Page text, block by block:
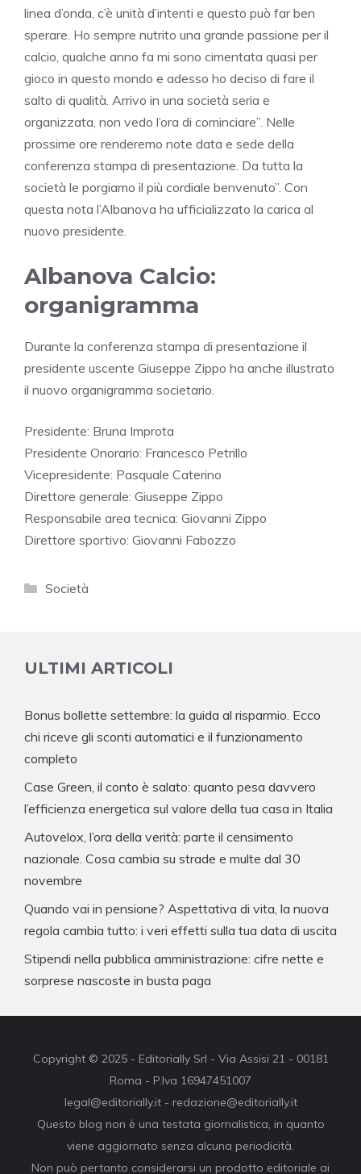
linea d’onda, c’è unità d’intenti e questo può far ben
sperare. Ho sempre nutrito una grande passione per il
calcio, qualche anno fa mi sono cimentata quasi per
gioco in questo mondo e adesso ho deciso di fare il
salto di qualità. Arrivo in una società seria e
organizzata, non vedo l’ora di cominciare”. Nelle
prossime ore renderemo note data e sede della
conferenza stampa di presentazione. Da tutta la
società le porgiamo il più cordiale benvenuto”. Con
questa nota l’Albanova ha ufficializzato la carica al
nuovo presidente.
Albanova Calcio:
organigramma
Durante la conferenza stampa di presentazione il
presidente uscente Giuseppe Zippo ha anche illustrato
il nuovo organigramma societario.
Presidente: Bruna Improta
Presidente Onorario: Francesco Petrillo
Vicepresidente: Pasquale Caterino
Direttore generale: Giuseppe Zippo
Responsabile area tecnica: Giovanni Zippo
Direttore sportivo: Giovanni Fabozzo
Categorie
Società
ULTIMI ARTICOLI
Bonus bollette settembre: la guida al risparmio. Ecco
chi riceve gli sconti automatici e il funzionamento
completo
Case Green, il conto è salato: quanto pesa davvero
l’efficienza energetica sul valore della tua casa in Italia
Autovelox, l’ora della verità: parte il censimento
nazionale. Cosa cambia su strade e multe dal 30
novembre
Quando vai in pensione? Aspettativa di vita, la nuova
regola cambia tutto: i veri effetti sulla tua data di uscita
Stipendi nella pubblica amministrazione: cifre nette e
sorprese nascoste in busta paga
Copyright © 2025 - Editorially Srl - Via Assisi 21 - 00181
Roma - P.Iva 16947451007
legal@editorially.it - redazione@editorially.it
Questo blog non è una testata giornalistica, in quanto
viene aggiornato senza alcuna periodicità.
Non può pertanto considerarsi un prodotto editoriale ai